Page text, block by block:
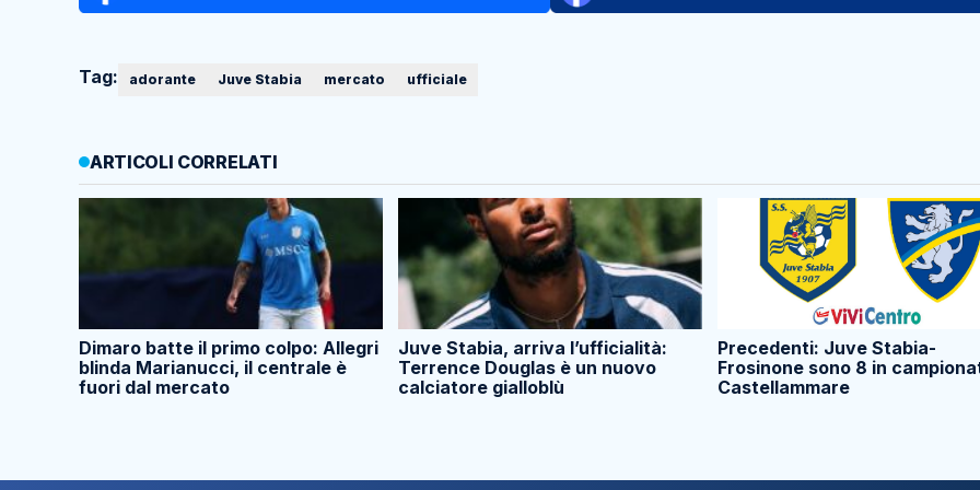
Tag: adorante Juve Stabia mercato ufficiale
ARTICOLI CORRELATI
Dimaro batte il primo colpo: Allegri
blinda Marianucci, il centrale è
fuori dal mercato
Juve Stabia, arriva l’ufficialità:
Terrence Douglas è un nuovo
calciatore gialloblù
Precedenti: Juve Stabia-
Frosinone sono 8 in
Castellammare